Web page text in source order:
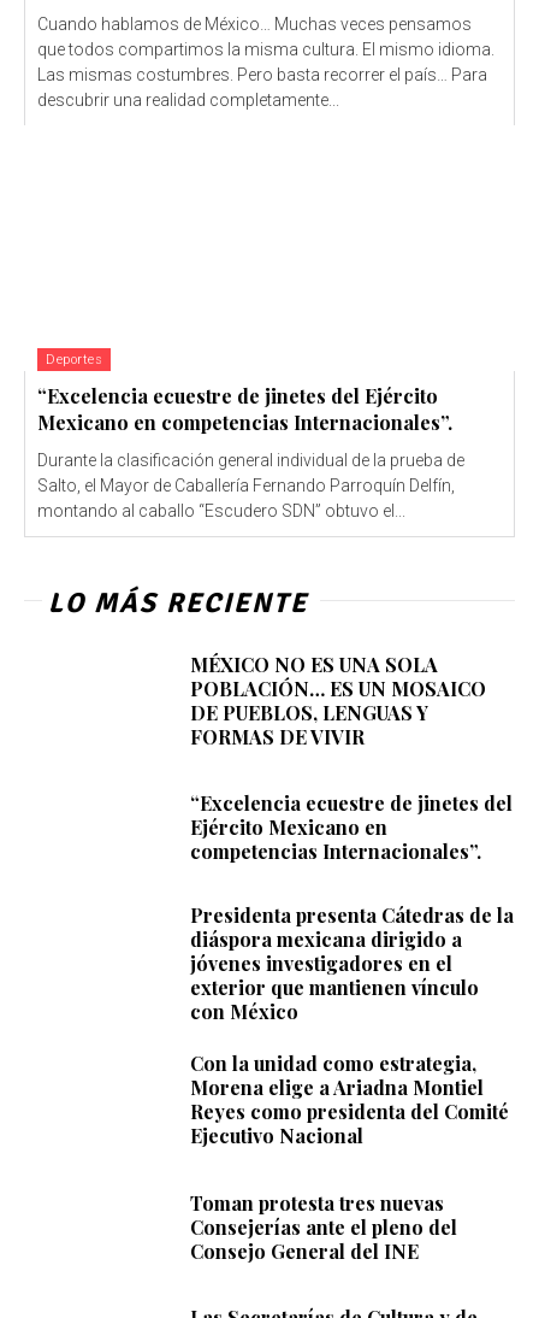
Cuando hablamos de México… Muchas veces pensamos
que todos compartimos la misma cultura. El mismo idioma.
Las mismas costumbres. Pero basta recorrer el país… Para
descubrir una realidad completamente...
Deportes
“Excelencia ecuestre de jinetes del Ejército
Mexicano en competencias Internacionales”.
Durante la clasificación general individual de la prueba de
Salto, el Mayor de Caballería Fernando Parroquín Delfín,
montando al caballo “Escudero SDN” obtuvo el...
LO MÁS RECIENTE
MÉXICO NO ES UNA SOLA
POBLACIÓN… ES UN MOSAICO
DE PUEBLOS, LENGUAS Y
FORMAS DE VIVIR
“Excelencia ecuestre de jinetes del
Ejército Mexicano en
competencias Internacionales”.
Presidenta presenta Cátedras de la
diáspora mexicana dirigido a
jóvenes investigadores en el
exterior que mantienen vínculo
con México
Con la unidad como estrategia,
Morena elige a Ariadna Montiel
Reyes como presidenta del Comité
Ejecutivo Nacional
Toman protesta tres nuevas
Consejerías ante el pleno del
Consejo General del INE